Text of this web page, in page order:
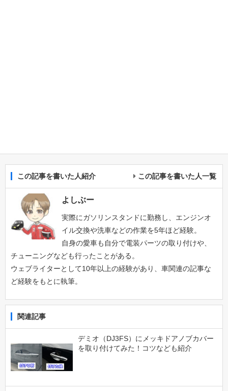
この記事を書いた人紹介 この記事を書いた人一覧
よしぶー
実際にガソリンスタンドに勤務し、エンジンオ
イル交換や洗車などの作業を5年ほど経験。
自身の愛車も自分で電装パーツの取り付けや、
チューニングなども行ったことがある。
ウェブライターとして10年以上の経験があり、車関連の記事な
ど経験をもとに執筆。
関連記事
デミオ（DJ3FS）にメッキドアノブカバー
を取り付けてみた！コツなども紹介